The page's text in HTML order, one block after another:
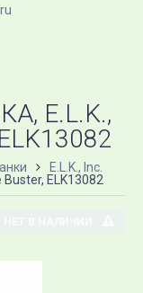
E.L.K.,
E.L.K., Inc.
ELK13082